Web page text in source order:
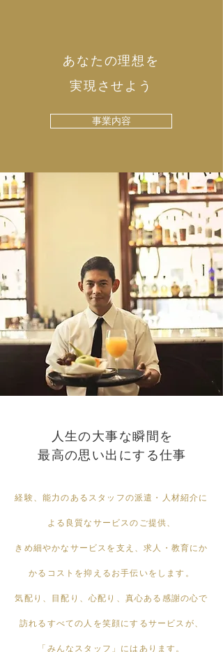
あなたの理想を
実現させよう
事業内容
人生の大事な瞬間を
最高の思い出にする仕事
経験、能力のあるスタッフの派遣・人材紹介に
よる良質なサービスのご提供、
きめ細やかなサービスを支え、求人・教育にか
かるコストを抑えるお手伝いをします。
気配り、目配り、心配り、真心ある感謝の心で
訪れるすべての人を笑顔にするサービスが、
「みんなスタッフ」にはあります。